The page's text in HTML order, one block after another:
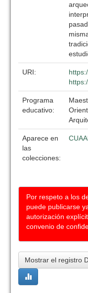
URI:
Programa
educativo:
Aparece en
las
colecciones:
Por respeto a los
puede publicarse
autorización
convenio de
Mostrar el registro